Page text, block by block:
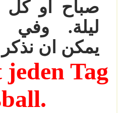
صباح او كل
ليلة. وفي
يمكن ان نذكر
Tag